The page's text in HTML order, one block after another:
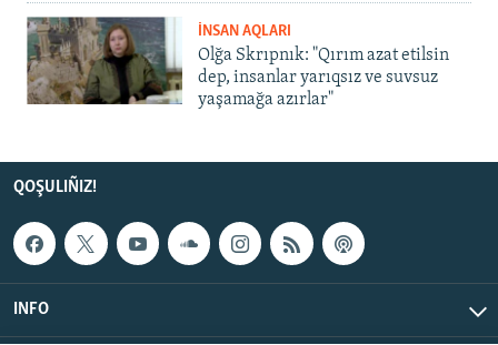
İNSAN AQLARI
Olğa Skrıpnık: "Qırım azat etilsin
dep, insanlar yarıqsız ve suvsuz
yaşamağa azırlar"
QOŞULIÑIZ!
INFO